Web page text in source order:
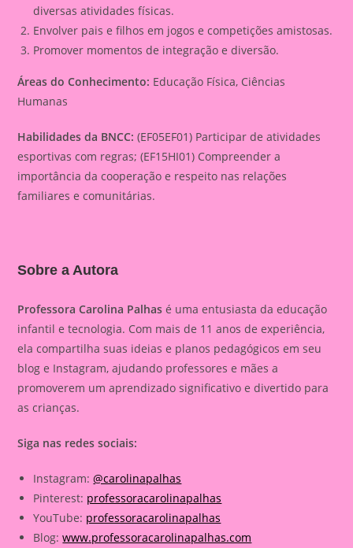
diversas atividades físicas.
Envolver pais e filhos em jogos e competições amistosas.
Promover momentos de integração e diversão.
Áreas do Conhecimento: Educação Física, Ciências
Humanas
Habilidades da BNCC: (EF05EF01) Participar de atividades
esportivas com regras; (EF15HI01) Compreender a
importância da cooperação e respeito nas relações
familiares e comunitárias.
Sobre a Autora
Professora Carolina Palhas é uma entusiasta da educação
infantil e tecnologia. Com mais de 11 anos de experiência,
ela compartilha suas ideias e planos pedagógicos em seu
blog e Instagram, ajudando professores e mães a
promoverem um aprendizado significativo e divertido para
as crianças.
Siga nas redes sociais:
Instagram:@carolinapalhas
Pinterest: professoracarolinapalhas
YouTube: professoracarolinapalhas
Blog:www.professoracarolinapalhas.com